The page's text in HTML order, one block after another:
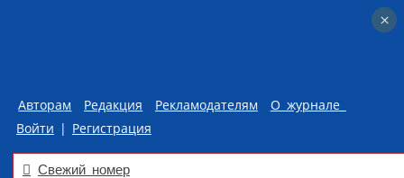
Авторам Редакция Рекламодателям
О журнале
Войти | Регистрация
Свежий номер
×
×